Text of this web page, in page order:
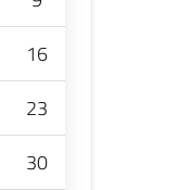
16
23
30